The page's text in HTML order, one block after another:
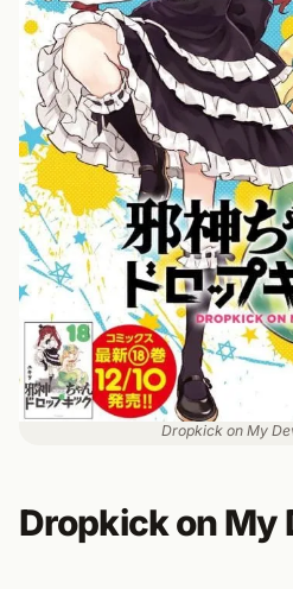
Dropkick on My
Dropkick on My